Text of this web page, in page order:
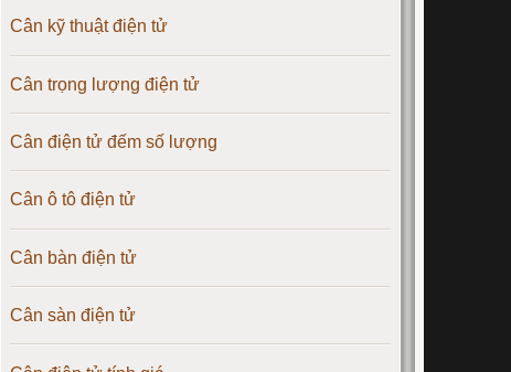
Cân kỹ thuật điện tử
Cân trọng lượng điện tử
Cân điện tử đếm số lượng
Cân ô tô điện tử
Cân bàn điện tử
Cân sàn điện tử